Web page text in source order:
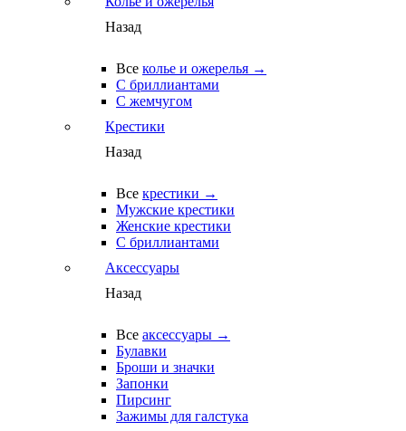
Назад
Все колье и ожерелья →
С бриллиантами
С жемчугом
Крестики
Назад
Все крестики →
Мужские крестики
Женские крестики
С бриллиантами
Аксессуары
Назад
Все аксессуары →
Булавки
Броши и значки
Запонки
Пирсинг
Зажимы для галстука